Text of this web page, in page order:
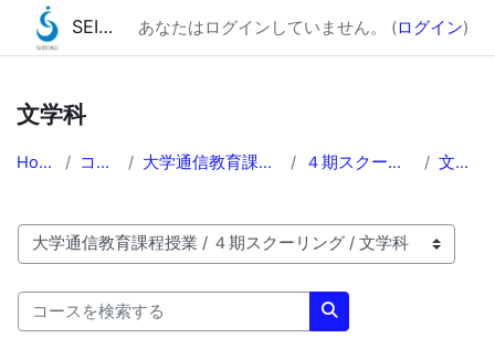
メインコンテンツへスキップする
SEITOKU Moodle☆彡（2025） あなたはログインしていません。 (ログイン)
文学科
Home コース 大学通信教育課程授業 ４期スクーリング 文学科
コースカテゴリ
コースを検索する
コースを検索する